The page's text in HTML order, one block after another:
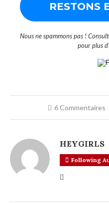
Nous ne spammons pas !
pour plus
6 Commentaires
HEYGIRLS
Following